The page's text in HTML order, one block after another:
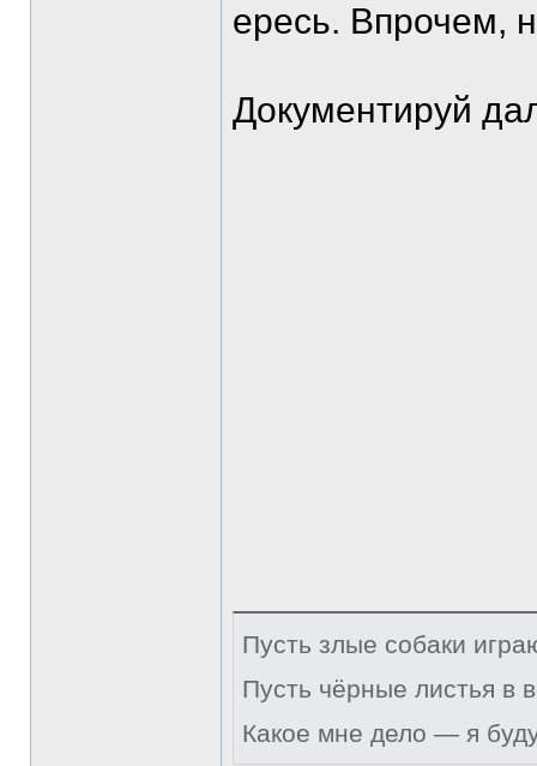
ересь. Впрочем,
Документируй
Пусть злые собаки
Пусть чёрные листья в
Какое мне дело — я